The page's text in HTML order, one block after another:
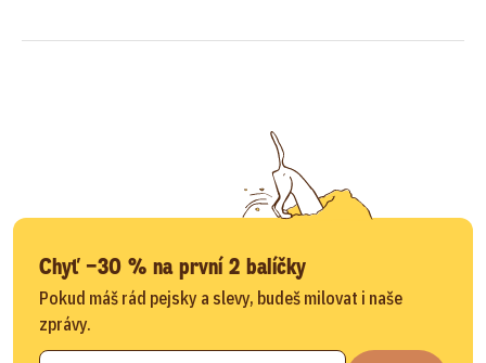
Chyť −30 % na první 2 balíčky
Pokud máš rád pejsky a slevy, budeš milovat i naše
zprávy.